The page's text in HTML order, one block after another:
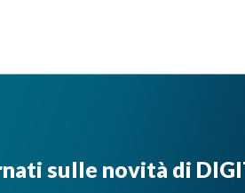
sulle novità di